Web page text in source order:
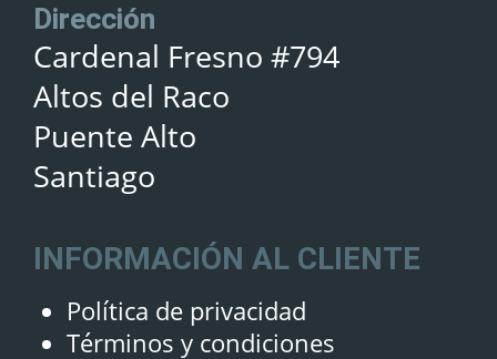
Dirección
Cardenal Fresno #794
Altos del Raco
Puente Alto
Santiago
INFORMACIÓN AL CLIENTE
Política de privacidad
Términos y condiciones